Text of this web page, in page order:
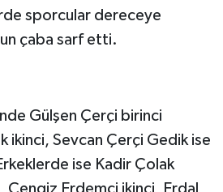
sporcular dereceye
çaba sarf etti.
Gülşen Çerçi birinci
ikinci, Sevcan Çerçi Gedik ise
ise Kadir Çolak
Cengiz Erdemci ikinci, Erdal